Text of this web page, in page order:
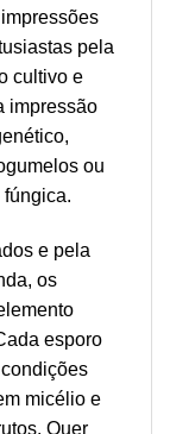
pela
cultivo e
impressão
ou
e pela
os
esporo
micélio e
Quer